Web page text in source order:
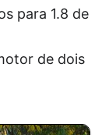
para 1.8 de
de dois